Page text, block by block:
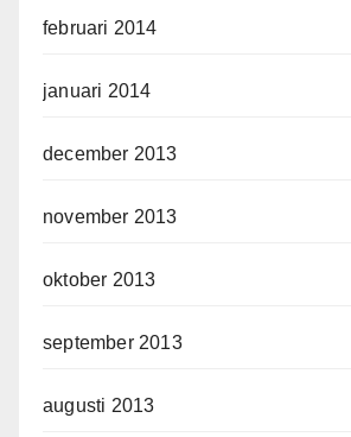
februari 2014
januari 2014
december 2013
november 2013
oktober 2013
september 2013
augusti 2013